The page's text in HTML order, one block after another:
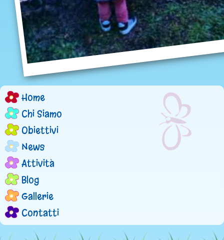
M
e
n
u
p
r
Home
Chi Siamo
Obiettivi
News
Attività
Blog
Gallerie
Contatti